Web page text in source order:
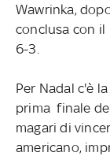
Wawrinka,
conclusa con
6-3.
Per Nadal c'è
prima finale
magari di
americano,